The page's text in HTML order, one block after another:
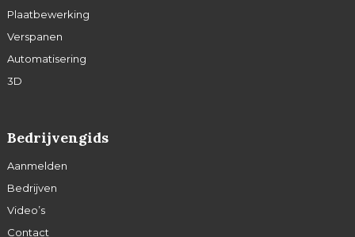
Plaatbewerking
Verspanen
Automatisering
3D
Bedrijvengids
Aanmelden
Bedrijven
Video’s
Contact